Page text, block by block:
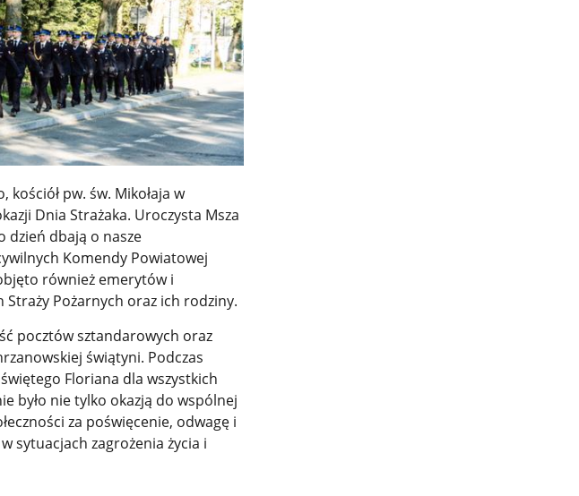
pw. św. Mikołaja w
Dnia Strażaka. Uroczysta Msza
dzień dbają o nasze
Komendy Powiatowej
również emerytów i
Pożarnych oraz ich rodziny.
pocztów sztandarowych oraz
świątyni. Podczas
Floriana dla wszystkich
było nie tylko okazją do wspólnej
za poświęcenie, odwagę i
sytuacjach zagrożenia życia i